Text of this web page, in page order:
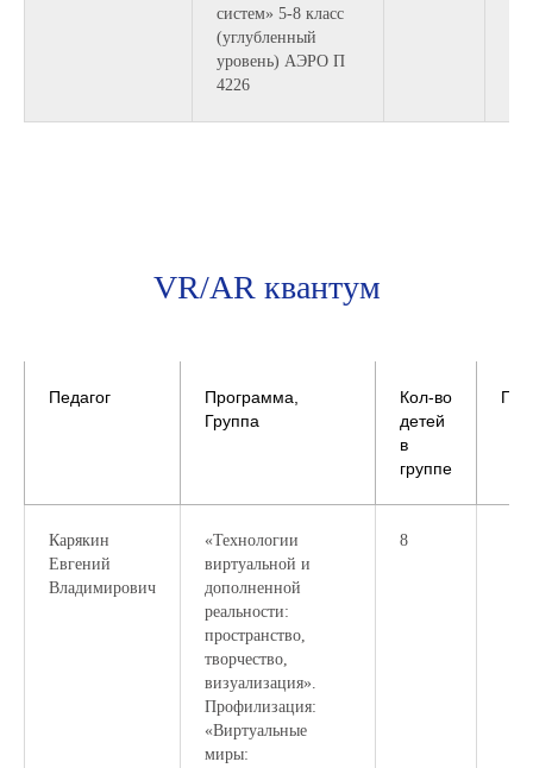
систем» 5-8 класс
(углубленный
уровень) АЭРО П
4226
VR/AR квантум
Педагог
Программа,
Группа
Кол-во
детей
в
группе
Пн
Карякин
Евгений
Владимирович
«Технологии
виртуальной и
дополненной
реальности:
пространство,
творчество,
визуализация».
Профилизация:
«Виртуальные
миры:
8